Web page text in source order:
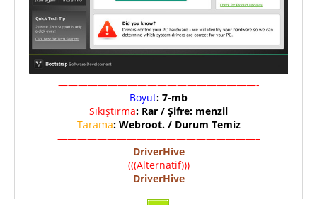
————————————————————-
Boyut: 7-mb
Sıkıştırma: Rar / Şifre: menzil
Tarama: Webroot. / Durum Temiz
————————————————————–
DriverHive
(((Alternatif)))
DriverHive